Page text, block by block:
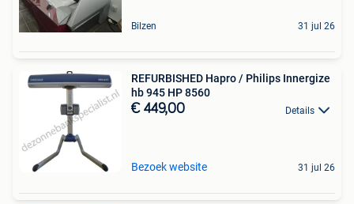
Bilzen 31 jul 26
REFURBISHED Hapro / Philips Innergize
hb 945 HP 8560
€ 449,00 Details
Bezoek website 31 jul 26